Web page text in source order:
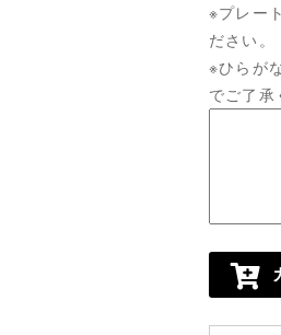
※プレー
ださい。
※ひらが
でご了承